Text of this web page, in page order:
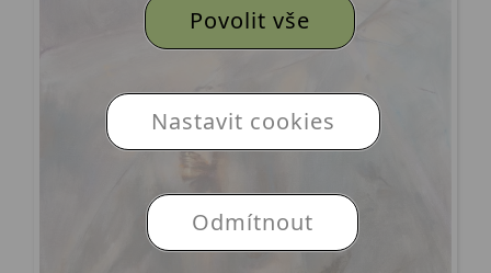
Povolit vše
Nastavit cookies
Odmítnout